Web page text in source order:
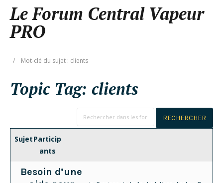
Le Forum Central Vapeur
PRO
/ Mot-clé du sujet : clients
Topic Tag: clients
SujetParticip
ants
Besoin d’une